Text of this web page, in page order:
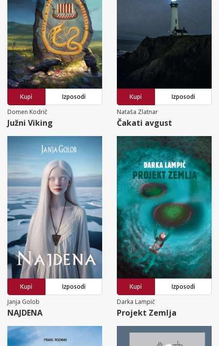
Kupi
Izposodi
Domen Kodrič
Južni Viking
Kupi
Izposodi
Nataša Zlatnar
Čakati avgust
Kupi
Izposodi
Janja Golob
NAJDENA
Kupi
Izposodi
Darka Lampič
Projekt Zemlja